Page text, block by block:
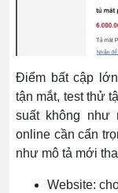
Điểm bất cập
tận mắt, test thử
suất không như
online cần cẩn
như mô tả mới
Website: